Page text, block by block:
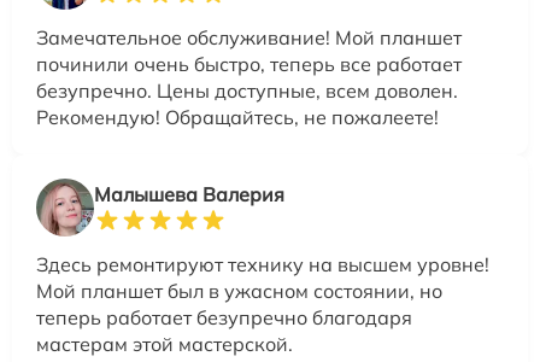
Замечательное обслуживание! Мой планшет
починили очень быстро, теперь все работает
безупречно. Цены доступные, всем доволен.
Рекомендую! Обращайтесь, не пожалеете!
Малышева Валерия
Здесь ремонтируют технику на высшем уровне!
Мой планшет был в ужасном состоянии, но
теперь работает безупречно благодаря
мастерам этой мастерской.